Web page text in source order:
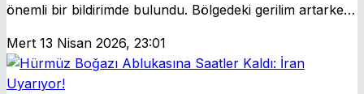
önemli bir bildirimde bulundu. Bölgedeki gerilim artarken,
veriyor. Bölgedeki gelişmeler dünya dengelerini
etkileyebilir.
Mert 13 Nisan 2026, 23:01